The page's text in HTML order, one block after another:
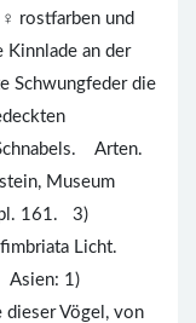
rostfarben und
an der
Schwungfeder die
Arten.
Museum
161. 3)
Licht.
1)
dieser Vögel, von